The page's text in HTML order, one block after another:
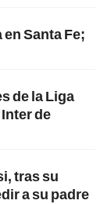
Santa Fe;
de la Liga
de
tras su
a su padre